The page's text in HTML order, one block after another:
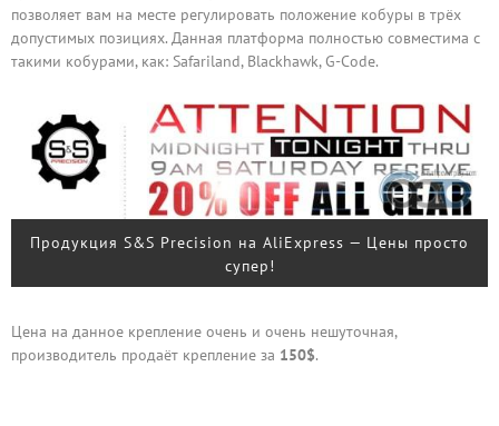
позволяет вам на месте регулировать положение кобуры в трёх
допустимых позициях. Данная платформа полностью совместима с
такими кобурами, как: Safariland, Blackhawk, G-Code.
Продукция S&S Precision на AliExpress — Цены просто
супер!
Цена на данное крепление очень и очень нешуточная,
производитель продаёт крепление за 150$.